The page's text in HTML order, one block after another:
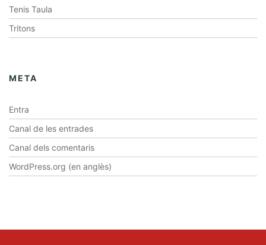
Tenis Taula
Tritons
META
Entra
Canal de les entrades
Canal dels comentaris
WordPress.org (en anglès)